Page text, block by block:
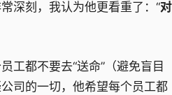
深刻，我认为他更看重了：“对
工都不要去“送命”（避免盲目
司的一切，他希望每个员工都